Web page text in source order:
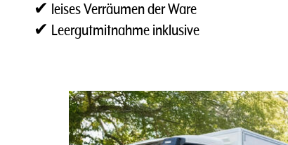
✔ leises Verräumen der Ware
✔ Leergutmitnahme inklusive